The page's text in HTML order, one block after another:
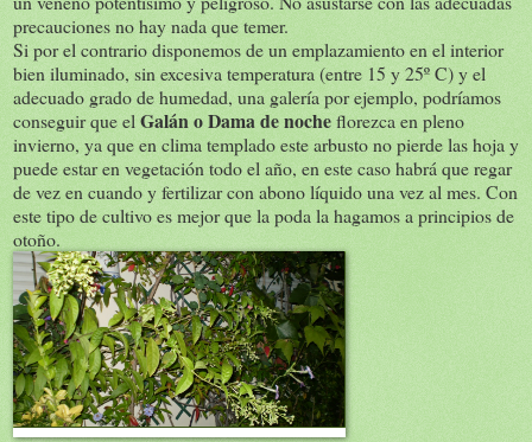
precauciones no hay nada que temer.
Si por el contrario disponemos de un emplazamiento en el interior
bien iluminado, sin excesiva temperatura (entre 15 y 25º C) y el
adecuado grado de humedad, una galería por ejemplo, podríamos
conseguir que el Galán o Dama de nocheflorezca en pleno
invierno, ya que en clima templado este arbusto no pierde las hoja y
puede estar en vegetación todo el año, en este caso habrá que regar
de vez en cuando y fertilizar con abono líquido una vez al mes. Con
este tipo de cultivo es mejor que la poda la hagamos a principios de
otoño.